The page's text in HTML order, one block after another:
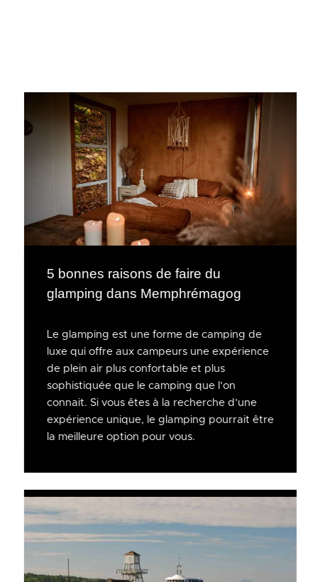
5 bonnes raisons de faire du
glamping dans Memphrémagog
Le glamping est une forme de camping de
luxe qui offre aux campeurs une expérience
de plein air plus confortable et plus
sophistiquée que le camping que l’on
connait. Si vous êtes à la recherche d’une
expérience unique, le glamping pourrait être
la meilleure option pour vous.